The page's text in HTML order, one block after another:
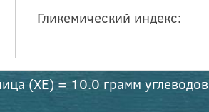
Гликемический индекс:
(ХЕ) = 10.0 грамм углеводов